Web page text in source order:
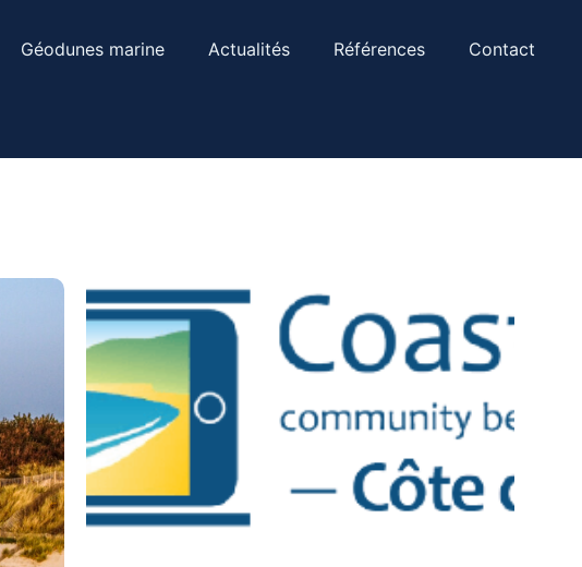
Géodunes marine Actualités Références Contact